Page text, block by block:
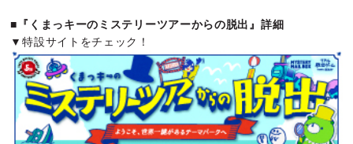
■『くまっキーのミステリーツアーからの脱出』詳細
▼特設サイトをチェック！